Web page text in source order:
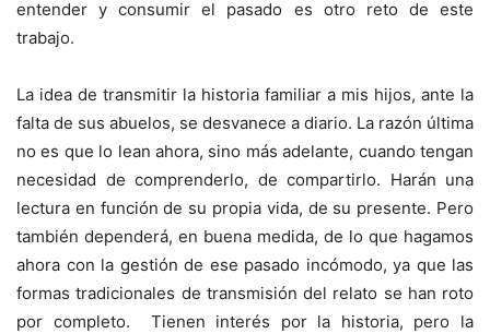
entender y consumir el pasado es otro reto de este
trabajo.
La idea de transmitir la historia familiar a mis hijos, ante la
falta de sus abuelos, se desvanece a diario. La razón última
no es que lo lean ahora, sino más adelante, cuando tengan
necesidad de comprenderlo, de compartirlo. Harán una
lectura en función de su propia vida, de su presente. Pero
también dependerá, en buena medida, de lo que hagamos
ahora con la gestión de ese pasado incómodo, ya que las
formas tradicionales de transmisión del relato se han roto
por completo. Tienen interés por la historia, pero la